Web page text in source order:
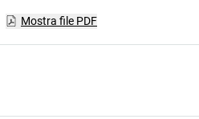
Mostra file PDF